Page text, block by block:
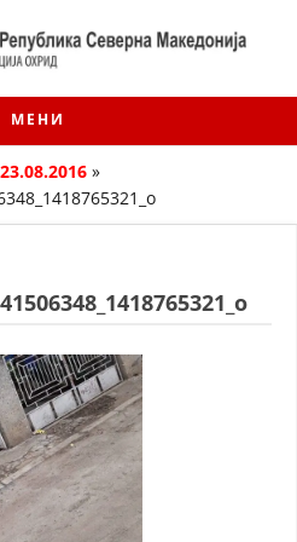
МЕНИ
НА ЦКРМ
НА ДВИЖЕЊЕТО
»